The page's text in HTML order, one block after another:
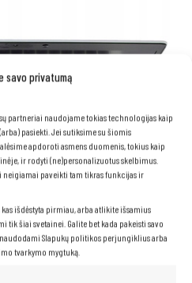
savo privatumą
partneriai naudojame tokias technologijas kaip
pasiekti. Jei sutiksime su šiomis
apdoroti asmens duomenis, tokius kaip
ir rodyti (ne)personalizuotus skelbimus.
neigiamai paveikti tam tikras funkcijas ir
išdėstyta pirmiau, arba atlikite išsamius
šiai svetainei. Galite bet kada pakeisti savo
Slapukų politikos perjungiklius arba
tvarkymo mygtuką.